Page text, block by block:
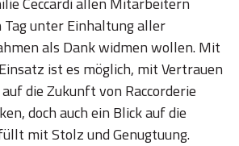
Tag unter Einhaltung aller
als Dank widmen wollen. Mit
ist es möglich, mit Vertrauen
die Zukunft von Raccorderie
doch auch ein Blick auf die
mit Stolz und Genugtuung.